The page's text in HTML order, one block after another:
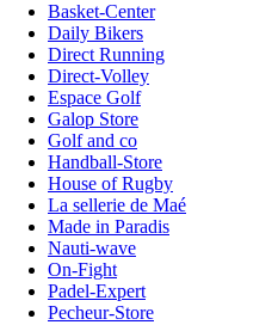
Basket-Center
Daily Bikers
Direct Running
Direct-Volley
Espace Golf
Galop Store
Golf and co
Handball-Store
House of Rugby
La sellerie de Maé
Made in Paradis
Nauti-wave
On-Fight
Padel-Expert
Pecheur-Store